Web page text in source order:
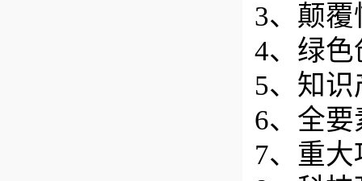
3、颠
4、绿
5、知
6、全
7、重